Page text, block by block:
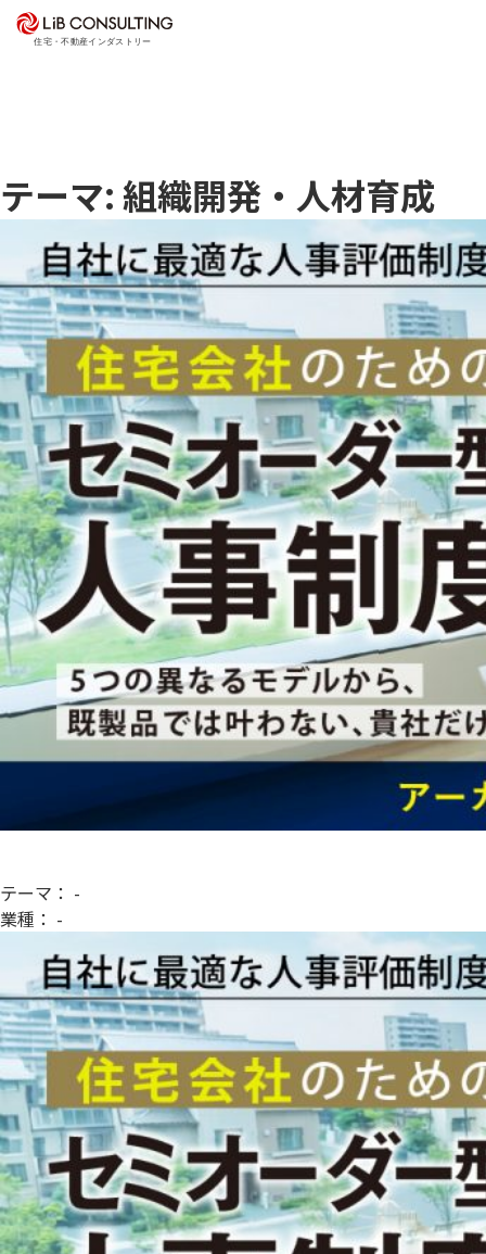
プロジェクト事例
エキスパート
トピックス
事業本部理念
会社概要
03-6281-9596
資
テーマ: 組織開発・人材育成
テーマ： -
業種： -